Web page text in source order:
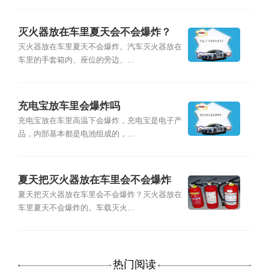
灭火器放在车里夏天会不会爆炸？
灭火器放在车里夏天不会爆炸。汽车灭火器放在
车里的手套箱内、座位的旁边、...
充电宝放车里会爆炸吗
充电宝放在车里高温下会爆炸，充电宝是电子产
品，内部基本都是电池组成的，...
夏天把灭火器放在车里会不会爆炸
夏天把灭火器放在车里会不会爆炸？灭火器放在
车里夏天不会爆炸的。车载灭火...
热门阅读